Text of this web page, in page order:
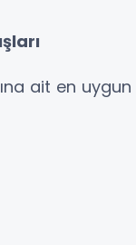
ait en uygun